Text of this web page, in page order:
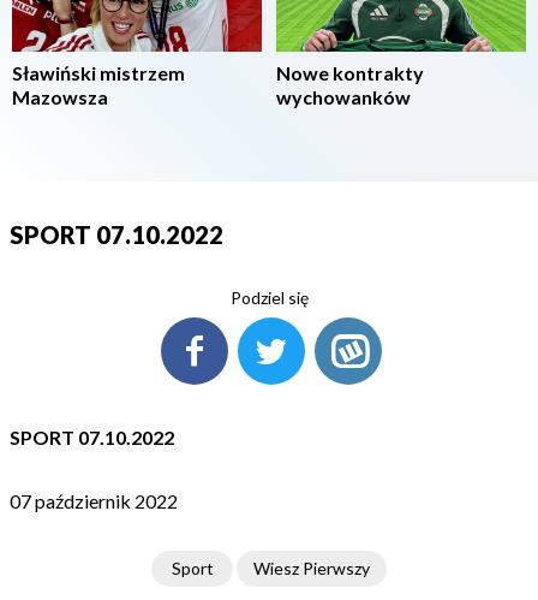
Sławiński mistrzem
Mazowsza
Nowe kontrakty
wychowanków
SPORT 07.10.2022
Podziel się
SPORT 07.10.2022
07 październik 2022
Sport Wiesz Pierwszy